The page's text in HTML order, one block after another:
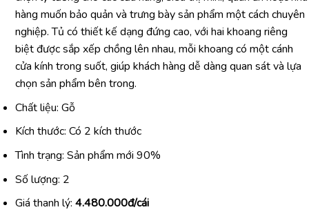
hàng muốn bảo quản và trưng bày sản phẩm một cách chuyên
nghiệp. Tủ có thiết kế dạng đứng cao, với hai khoang riêng
biệt được sắp xếp chồng lên nhau, mỗi khoang có một cánh
cửa kính trong suốt, giúp khách hàng dễ dàng quan sát và lựa
chọn sản phẩm bên trong.
Chất liệu: Gỗ
Kích thước: Có 2 kích thước
Tình trạng: Sản phẩm mới 90%
Số lượng: 2
Giá thanh lý: 4.480.000đ/cái